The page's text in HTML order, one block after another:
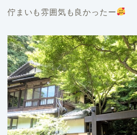
佇まいも雰囲気も良かったー